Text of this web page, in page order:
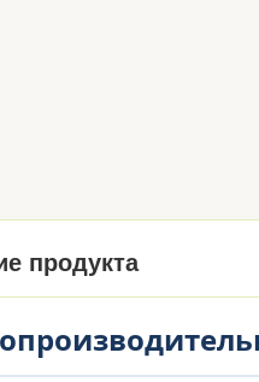
продукта